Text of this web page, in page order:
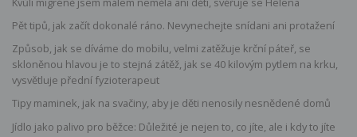
Pět tipů, jak začít dokonalé ráno. Nevynechejte snídani ani protažení
Způsob, jak se díváme do mobilu, velmi zatěžuje krční páteř, se
skloněnou hlavou je to stejná zátěž, jak se 40 kilovým pytlem na krku,
vysvětluje přední fyzioterapeut
Tipy maminek, jak na svačiny, aby je děti nenosily nesnědené domů
Jídlo jako palivo pro běžce: Důležité je nejen to, co jíte, ale i kdy to jíte